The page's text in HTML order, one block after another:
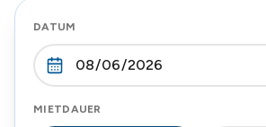
DATUM
MIETDAUER